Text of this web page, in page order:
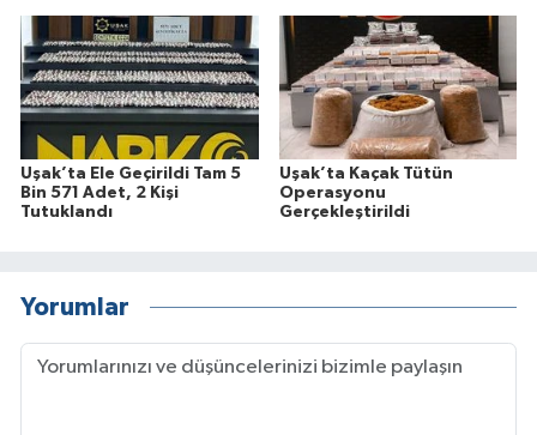
Uşak’ta Ele Geçirildi Tam 5
Bin 571 Adet, 2 Kişi
Tutuklandı
Uşak’ta Kaçak Tütün
Operasyonu
Gerçekleştirildi
Yorumlar